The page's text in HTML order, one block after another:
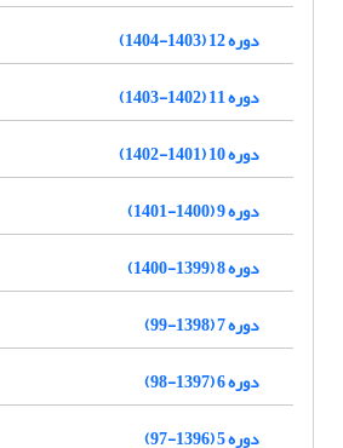
دوره 12 (1403-1404)
دوره 11 (1402-1403)
دوره 10 (1401-1402)
دوره 9 (1400-1401)
دوره 8 (1399-1400)
دوره 7 (1398-99)
دوره 6 (1397-98)
دوره 5 (1396-97)